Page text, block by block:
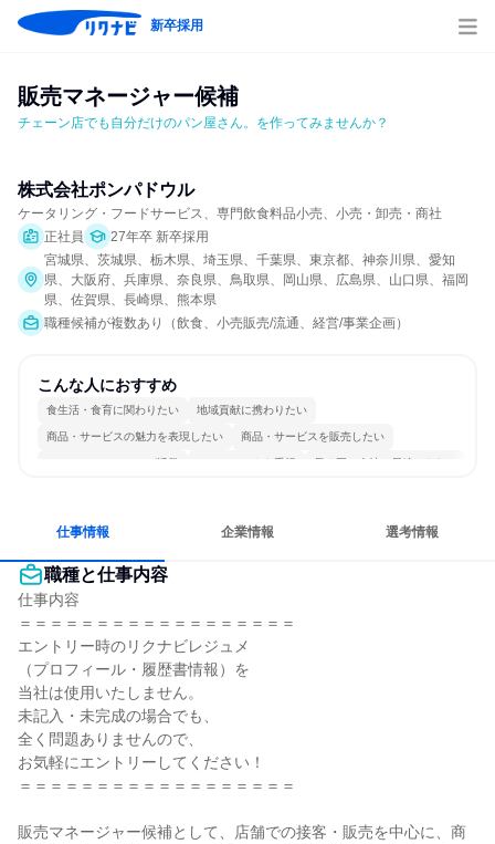
新卒採用
販売マネージャー候補
チェーン店でも自分だけのパン屋さん。を作ってみませんか？
株式会社ポンパドウル
ケータリング・フードサービス、専門飲食料品小売、小売・卸売・商社
正社員
27年卒 新卒採用
宮城県、茨城県、栃木県、埼玉県、千葉県、東京都、神奈川県、愛知
県、大阪府、兵庫県、奈良県、鳥取県、岡山県、広島県、山口県、福岡
県、佐賀県、長崎県、熊本県
職種候補が複数あり（飲食、小売販売/流通、経営/事業企画）
こんな人におすすめ
食生活・食育に関わりたい 地域貢献に携わりたい
商品・サービスの魅力を表現したい 商品・サービスを販売したい
コミュニケーションが活発 チームワークを重視 長く同じ会社に居続けられる
仕事情報 企業情報 選考情報
職種と仕事内容
仕事内容
＝＝＝＝＝＝＝＝＝＝＝＝＝＝＝＝＝＝
エントリー時のリクナビレジュメ
（プロフィール・履歴書情報）を
当社は使用いたしません。
未記入・未完成の場合でも、
全く問題ありませんので、
お気軽にエントリーしてください！
＝＝＝＝＝＝＝＝＝＝＝＝＝＝＝＝＝＝
販売マネージャー候補として、店舗での接客・販売を中心に、商